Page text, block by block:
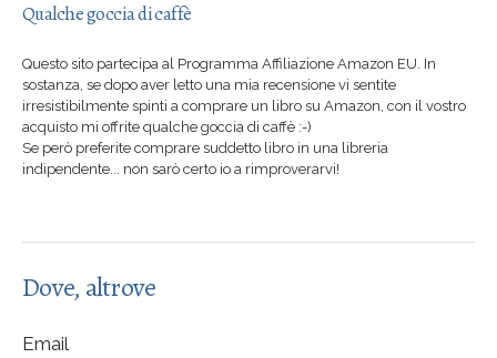
Qualche goccia di caffè
Questo sito partecipa al Programma Affiliazione Amazon EU. In
sostanza, se dopo aver letto una mia recensione vi sentite
irresistibilmente spinti a comprare un libro su Amazon, con il vostro
acquisto mi offrite qualche goccia di caffè :-)
Se però preferite comprare suddetto libro in una libreria
indipendente... non sarò certo io a rimproverarvi!
Dove, altrove
Email